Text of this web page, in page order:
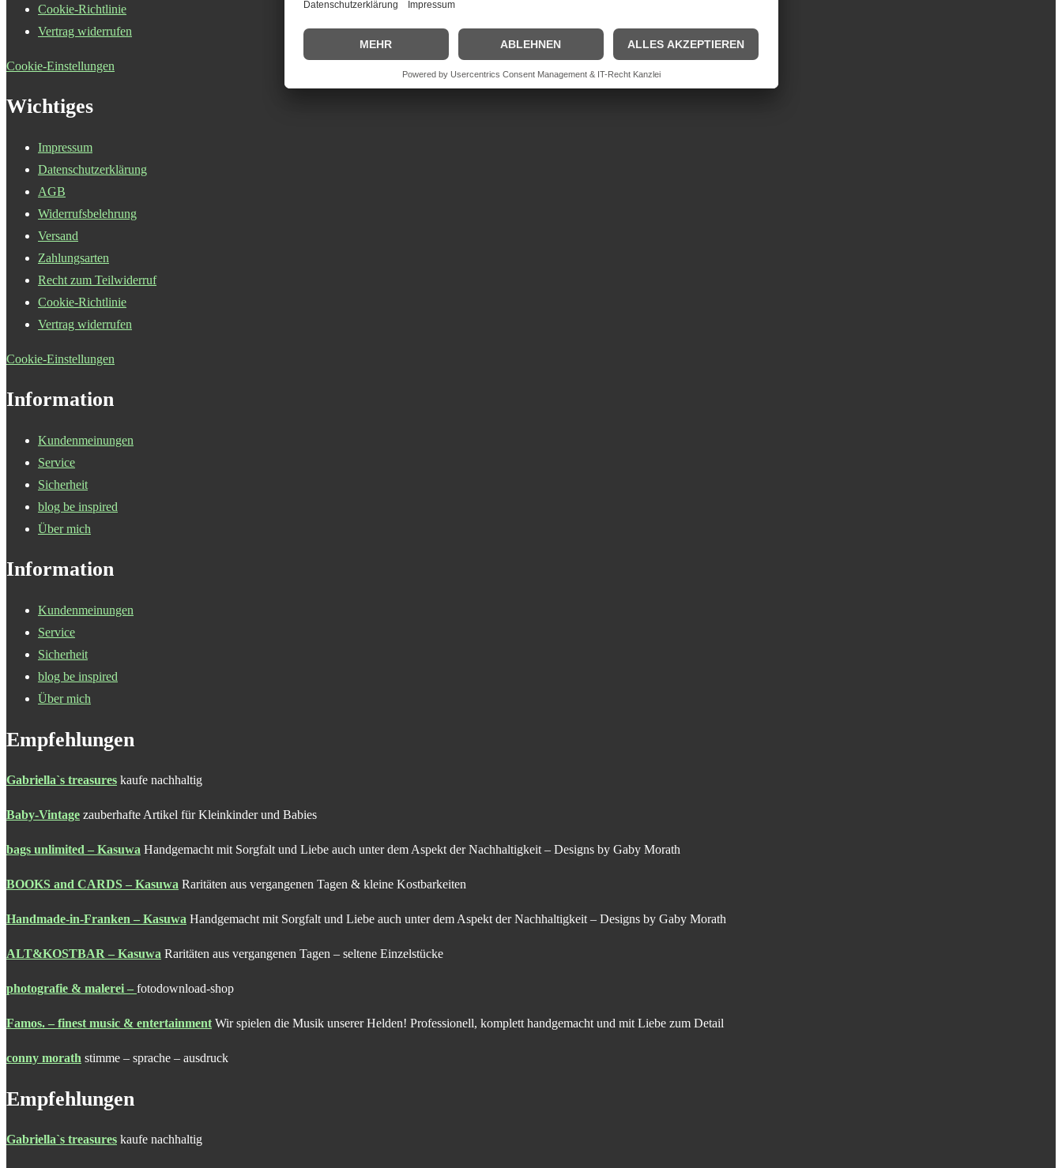
Cookie-Richtlinie
Vertrag widerrufen
Cookie-Einstellungen
Wichtiges
Impressum
Datenschutzerklärung
AGB
Widerrufsbelehrung
Versand
Zahlungsarten
Recht zum Teilwiderruf
Cookie-Richtlinie
Vertrag widerrufen
Cookie-Einstellungen
Information
Kundenmeinungen
Service
Sicherheit
blog be inspired
Über mich
Information
Kundenmeinungen
Service
Sicherheit
blog be inspired
Über mich
Empfehlungen
Gabriella`s treasures kaufe nachhaltig
Baby-Vintage zauberhafte Artikel für Kleinkinder und Babies
bags unlimited – Kasuwa Handgemacht mit Sorgfalt und Liebe auch unter dem Aspekt der Nachhaltigkeit – Designs by Gaby Morath
BOOKS and CARDS – Kasuwa Raritäten aus vergangenen Tagen & kleine Kostbarkeiten
Handmade-in-Franken – Kasuwa Handgemacht mit Sorgfalt und Liebe auch unter dem Aspekt der Nachhaltigkeit – Designs by Gaby Morath
ALT&KOSTBAR – Kasuwa Raritäten aus vergangenen Tagen – seltene Einzelstücke
photografie & malerei – fotodownload-shop
Famos. – finest music & entertainment Wir spielen die Musik unserer Helden! Professionell, komplett handgemacht und mit Liebe zum Detail
conny morath stimme – sprache – ausdruck
Empfehlungen
Gabriella`s treasures kaufe nachhaltig